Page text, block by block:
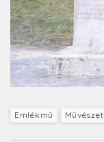
Emlékmű Művészet